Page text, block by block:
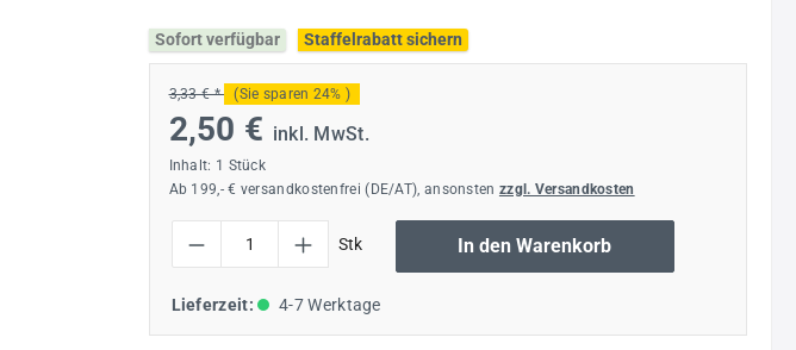
Sofort verfügbar
Staffelrabatt sichern
3,33 € * (Sie sparen 24% )
2,50 € inkl. MwSt.
Inhalt: 1 Stück
Ab 199,- € versandkostenfrei (DE/AT), ansonsten zzgl. Versandkosten
Stk In den Warenkorb
Lieferzeit: 4-7 Werktage